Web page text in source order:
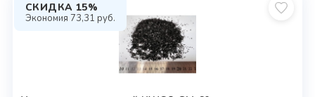
СКИДКА 15%
Экономия 73,31 руб.